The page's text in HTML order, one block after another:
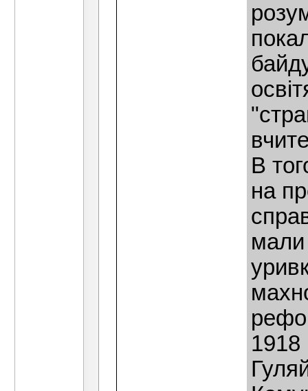
В
на
1918